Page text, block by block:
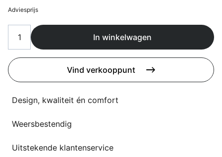
Deals
Flagship stores
Contact
3D modellen
Support
Nieuws
Events
Werken bij
Adviesprijs
In winkelwagen
Vind verkooppunt
Design, kwaliteit én comfort
Weersbestendig
Uitstekende klantenservice